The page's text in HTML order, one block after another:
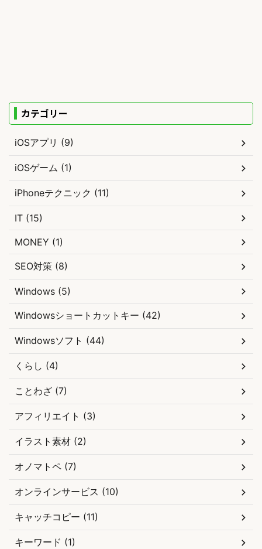
カテゴリー
iOSアプリ (9)
iOSゲーム (1)
iPhoneテクニック (11)
IT (15)
MONEY (1)
SEO対策 (8)
Windows (5)
Windowsショートカットキー (42)
Windowsソフト (44)
くらし (4)
ことわざ (7)
アフィリエイト (3)
イラスト素材 (2)
オノマトペ (7)
オンラインサービス (10)
キャッチコピー (11)
キーワード (1)